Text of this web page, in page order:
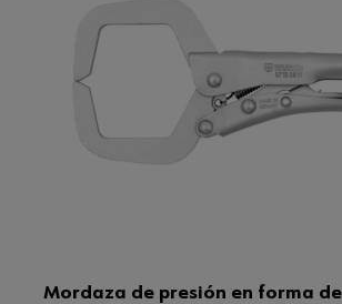
Mordaza de presión en forma de